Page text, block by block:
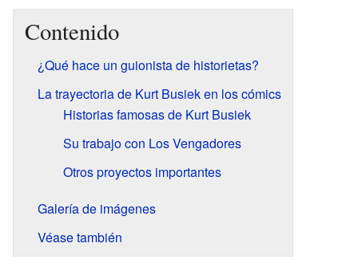
Contenido
¿Qué hace un guionista de historietas?
La trayectoria de Kurt Busiek en los cómics
Historias famosas de Kurt Busiek
Su trabajo con Los Vengadores
Otros proyectos importantes
Galería de imágenes
Véase también